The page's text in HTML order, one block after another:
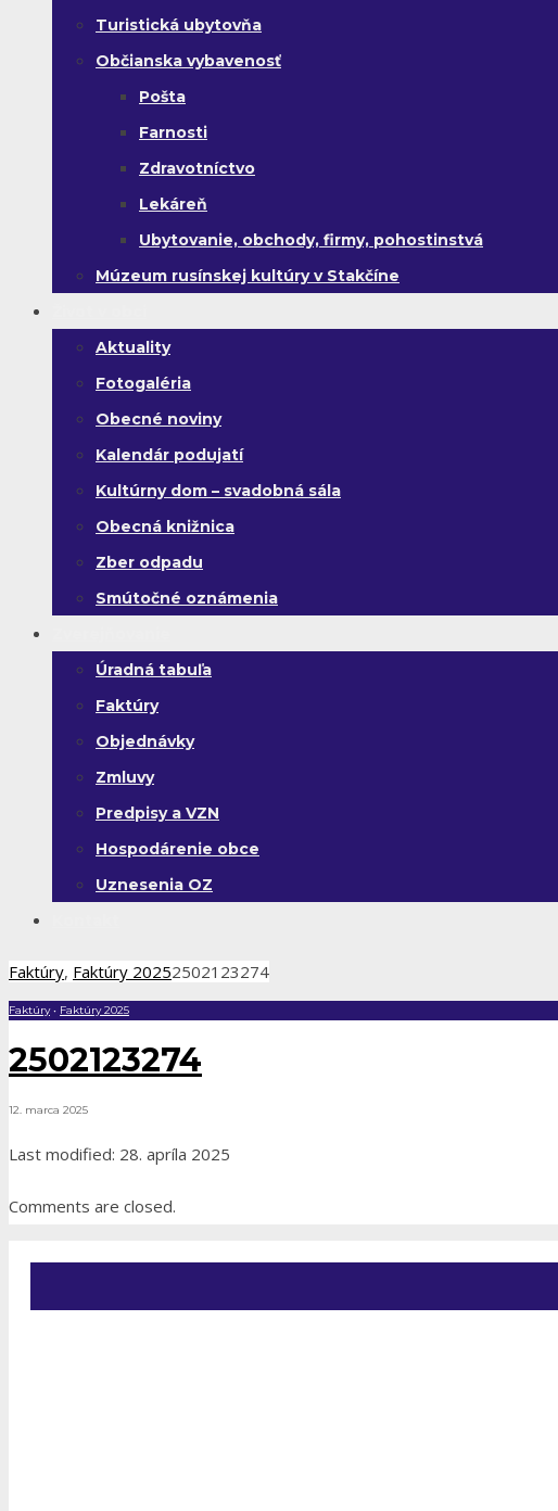
Turistická ubytovňa
Občianska vybavenosť
Pošta
Farnosti
Zdravotníctvo
Lekáreň
Ubytovanie, obchody, firmy, pohostinstvá
Múzeum rusínskej kultúry v Stakčíne
Aktuality
Fotogaléria
Obecné noviny
Kalendár podujatí
Kultúrny dom – svadobná sála
Obecná knižnica
Zber odpadu
Smútočné oznámenia
Úradná tabuľa
Faktúry
Objednávky
Zmluvy
Predpisy a VZN
Hospodárenie obce
Uznesenia OZ
Faktúry, Faktúry 20252502123274
Faktúry• Faktúry 2025
2502123274
12. marca 2025
Last modified: 28. apríla 2025
Comments are closed.